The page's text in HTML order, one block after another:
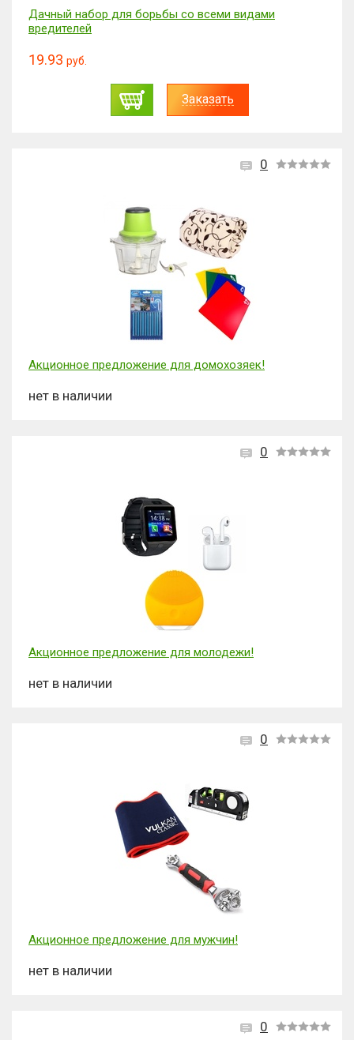
Дачный набор для борьбы со всеми видами
вредителей
19.93 руб.
Заказать
0
Акционное предложение для домохозяек!
нет в наличии
0
Акционное предложение для молодежи!
нет в наличии
0
Акционное предложение для мужчин!
нет в наличии
0